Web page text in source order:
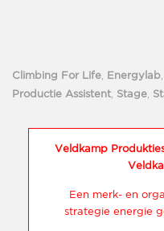
Climbing For Life Energylab
Productie Assistent Stage
Veldkamp
Een merk- en
strategie energie